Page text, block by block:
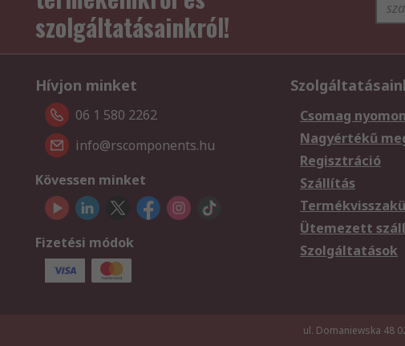
szolgáltatásainkról!
Hívjon minket
06 1 580 2262
info@rscomponents.hu
Kövessen minket
Fizetési módok
Csomag
Nagyértékű
Regisztráció
Szállítás
Ütemezett
Szolgáltatások
ul. Domaniewska 48